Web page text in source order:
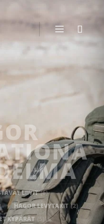
LIIVIT(6)
HAGOR LEVYTAKIT (2)
KYPÄRÄT
(5)